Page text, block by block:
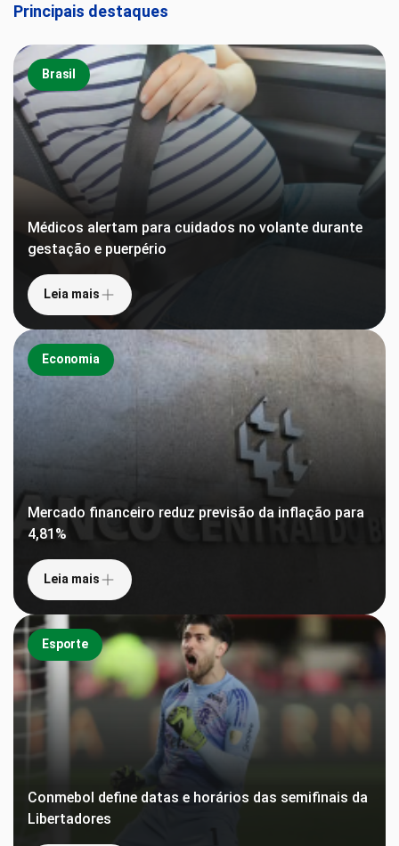
Principais destaques
Brasil
Médicos alertam para cuidados no volante durante
gestação e puerpério
Leia mais
Economia
Mercado financeiro reduz previsão da inflação para
4,81%
Leia mais
Esporte
Conmebol define datas e horários das semifinais da
Libertadores